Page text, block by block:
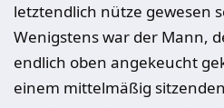
letztendlich nütze gewesen
Wenigstens war der Mann,
endlich oben ange­keucht
einem mittelmäßig